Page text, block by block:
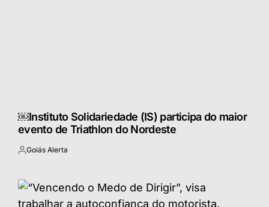
￼Instituto Solidariedade (IS) participa do maior
evento de Triathlon do Nordeste
Postado
Goiás Alerta